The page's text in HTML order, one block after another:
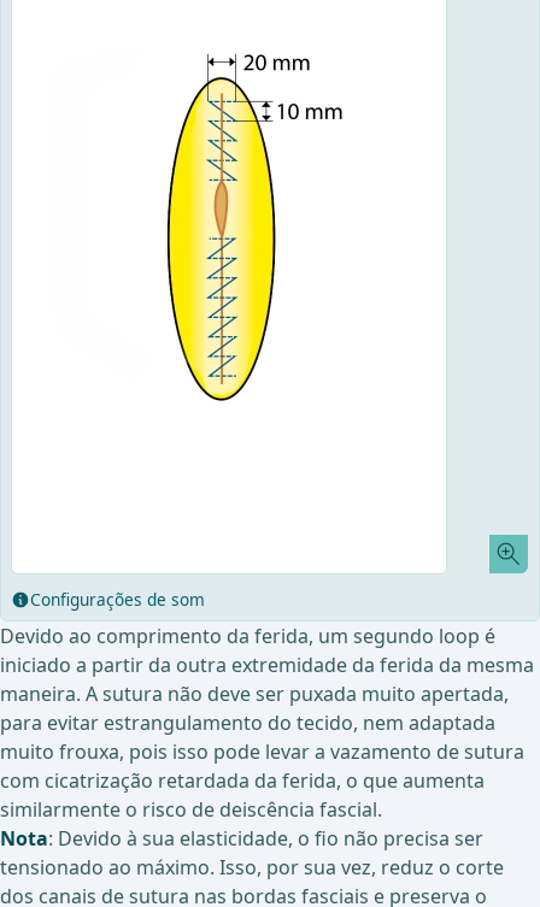
Configurações de som
Devido ao comprimento da ferida, um segundo loop é
iniciado a partir da outra extremidade da ferida da mesma
maneira. A sutura não deve ser puxada muito apertada,
para evitar estrangulamento do tecido, nem adaptada
muito frouxa, pois isso pode levar a vazamento de sutura
com cicatrização retardada da ferida, o que aumenta
similarmente o risco de deiscência fascial.
Nota: Devido à sua elasticidade, o fio não precisa ser
tensionado ao máximo. Isso, por sua vez, reduz o corte
dos canais de sutura nas bordas fasciais e preserva o